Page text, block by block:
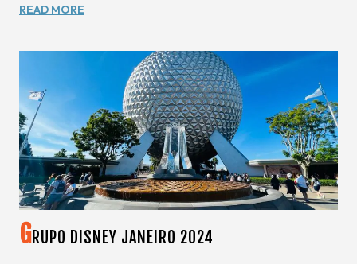
READ MORE
DESVENDANDO
INGRESSOS
DA
DISNEY
GRUPO DISNEY JANEIRO 2024